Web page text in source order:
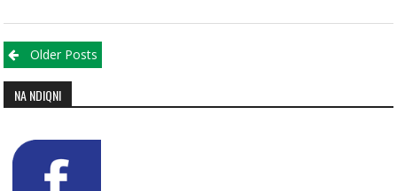
Posts navigation
Older Posts
NA NDIQNI